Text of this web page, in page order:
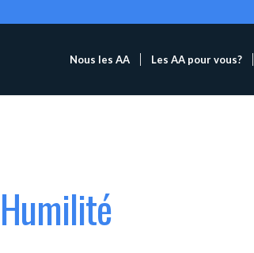
Nous les AA Les AA pour vous?